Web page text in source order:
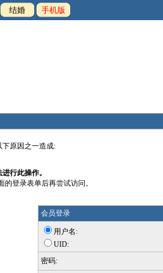
结婚 手机版
原因之一造成:
行此操作。
登录表单后再尝试访问。
会员登录
用户名:
UID:
密码: